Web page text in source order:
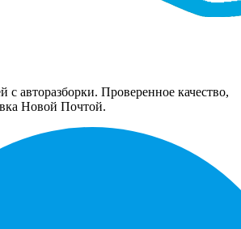
с авторазборки. Проверенное качество,
Новой Почтой.